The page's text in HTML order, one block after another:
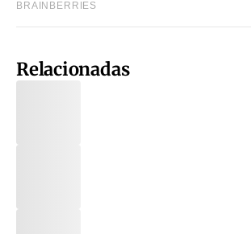
Relacionadas